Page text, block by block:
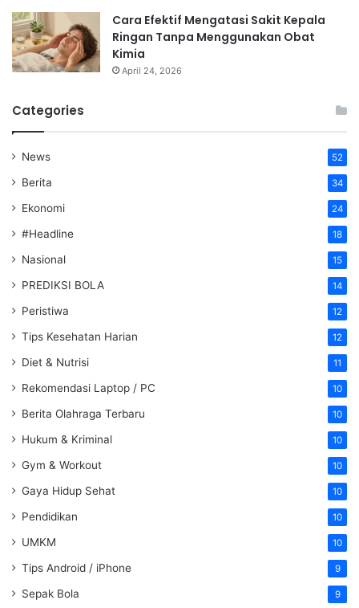
Cara Efektif Mengatasi Sakit Kepala
Ringan Tanpa Menggunakan Obat
Kimia
April 24, 2026
Categories
News 52
Berita 34
Ekonomi 24
#Headline 18
Nasional 15
PREDIKSI BOLA 14
Peristiwa 12
Tips Kesehatan Harian 12
Diet & Nutrisi 11
Rekomendasi Laptop / PC 10
Berita Olahraga Terbaru 10
Hukum & Kriminal 10
Gym & Workout 10
Gaya Hidup Sehat 10
Pendidikan 10
UMKM 10
Tips Android / iPhone 9
Sepak Bola 9